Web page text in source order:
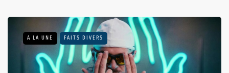
A LA UNE FAITS DIVERS